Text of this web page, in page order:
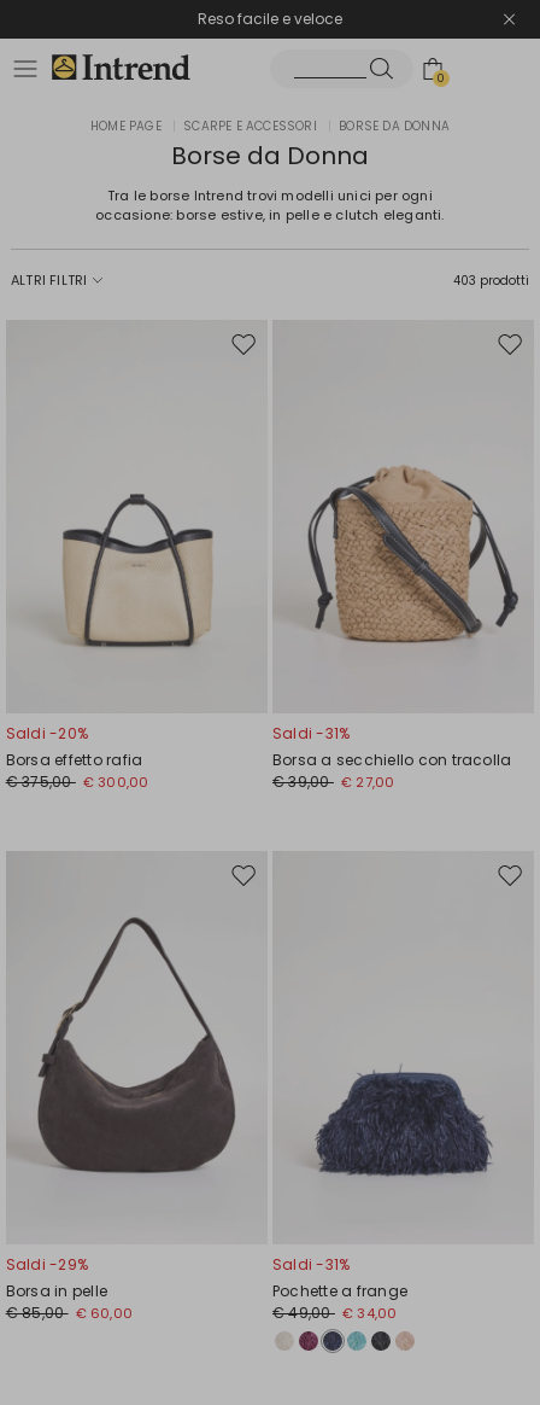
Spedizione gratuita
Reso facile e veloce
0
HOME PAGE SCARPE E ACCESSORI BORSE DA DONNA
Borse da Donna
Tra le borse Intrend trovi modelli unici per ogni
occasione: borse estive, in pelle e clutch eleganti.
ALTRI FILTRI 403 prodotti
Sposta
Saldi -20%
Borsa effetto rafia
€ 375,00 € 300,00
Saldi -31%
Borsa a secchiello con tracolla
€ 39,00 € 27,00
Sposta
Saldi -29%
Borsa in pelle
€ 85,00 € 60,00
Saldi -31%
Pochette a frange
€ 49,00 € 34,00